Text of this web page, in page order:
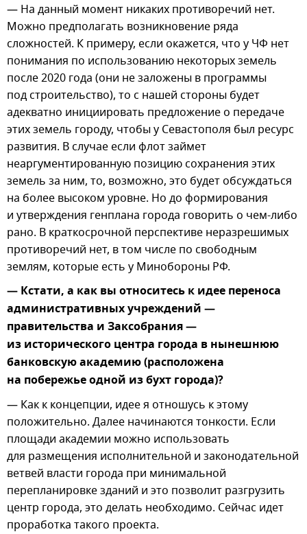
— На данный момент никаких противоречий нет.
Можно предполагать возникновение ряда
сложностей. К примеру, если окажется, что у ЧФ нет
понимания по использованию некоторых земель
после 2020 года (они не заложены в программы
под строительство), то с нашей стороны будет
адекватно инициировать предложение о передаче
этих земель городу, чтобы у Севастополя был ресурс
развития. В случае если флот займет
неаргументированную позицию сохранения этих
земель за ним, то, возможно, это будет обсуждаться
на более высоком уровне. Но до формирования
и утверждения генплана города говорить о чем-либо
рано. В краткосрочной перспективе неразрешимых
противоречий нет, в том числе по свободным
землям, которые есть у Минобороны РФ.
— Кстати, а как вы относитесь к идее переноса
административных учреждений —
правительства и Заксобрания —
из исторического центра города в нынешнюю
банковскую академию (расположена
на побережье одной из бухт города)?
— Как к концепции, идее я отношусь к этому
положительно. Далее начинаются тонкости. Если
площади академии можно использовать
для размещения исполнительной и законодательной
ветвей власти города при минимальной
перепланировке зданий и это позволит разгрузить
центр города, это делать необходимо. Сейчас идет
проработка такого проекта.